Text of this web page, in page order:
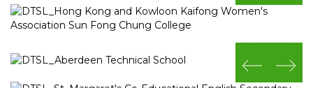
prev
next